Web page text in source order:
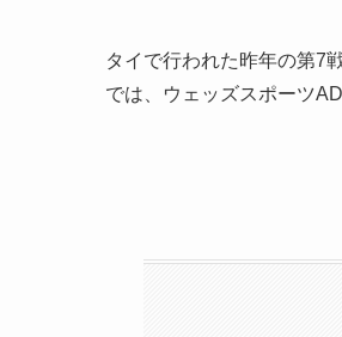
タイで行われた昨年の第7
では、ウェッズスポーツ